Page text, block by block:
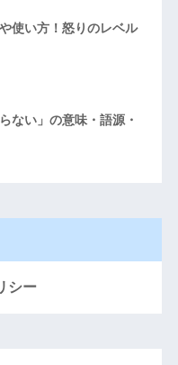
使い方！怒りのレベル
ない」の意味・語源・
シー